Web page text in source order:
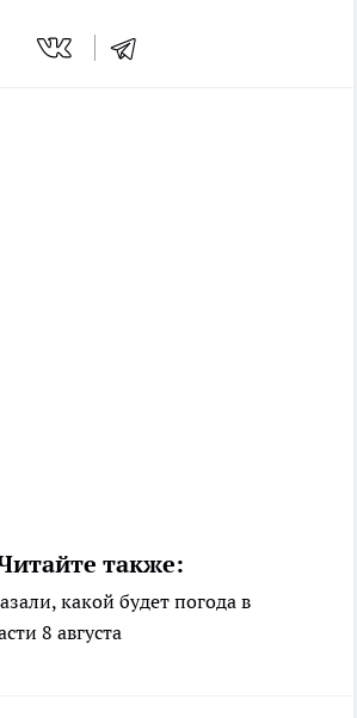
также:
какой будет погода в
8 августа